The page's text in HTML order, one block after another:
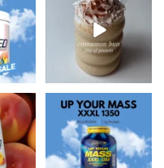
...
2
für...
2 0
das
...
0
Up Your Mass XXXL
1350 = Protein +
BCAAs für...
1 0